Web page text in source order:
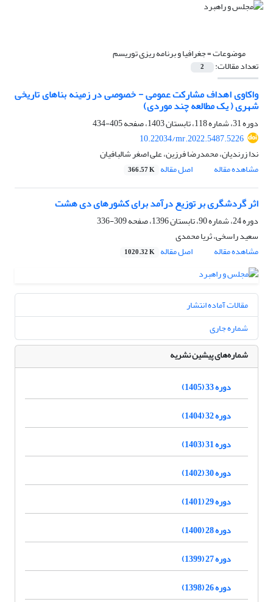
موضوعات =جغرافیا و برنامه ریزی توریسم
تعداد مقالات: 2
واکاوی اهداف مشارکت عمومی - خصوصی در زمینه بناهای تاریخی
شهری ( یک مطالعه چند موردی)
دوره 31، شماره 118، تابستان 1403، صفحه
405-434
10.22034/mr.2022.5487.5226
ندا زرندیان، محمدرضا فرزین، علی اصغر شالبافیان
مشاهده مقاله
اصل مقاله 366.57 K
اثر گردشگری بر توزیع درآمد برای کشورهای دی‏ هشت
دوره 24، شماره 90، تابستان 1396، صفحه
309-336
سعید راسخی، ثریا محمدی
مشاهده مقاله
اصل مقاله 1020.32 K
مقالات آماده انتشار
شماره جاری
شماره‌های پیشین نشریه
دوره 33 (1405)
دوره 32 (1404)
دوره 31 (1403)
دوره 30 (1402)
دوره 29 (1401)
دوره 28 (1400)
دوره 27 (1399)
دوره 26 (1398)